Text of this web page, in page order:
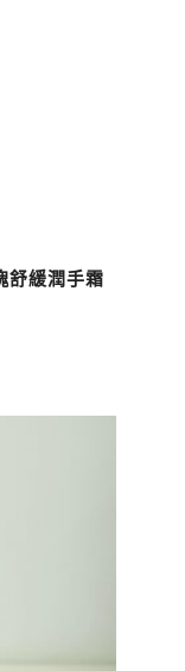
舒緩潤手霜